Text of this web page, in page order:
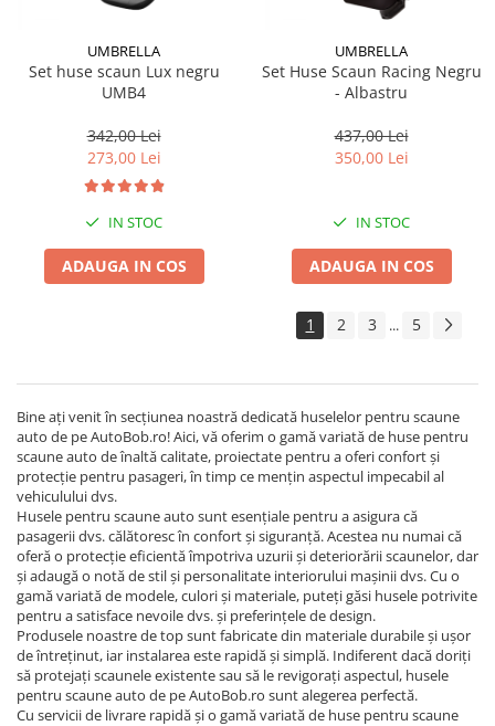
UMBRELLA
Set huse scaun Lux negru
UMB4
342,00 Lei
273,00 Lei
IN STOC
ADAUGA IN COS
UMBRELLA
Set Huse Scaun Racing Negru
- Albastru
437,00 Lei
350,00 Lei
IN STOC
ADAUGA IN COS
1 2 3 ... 5
Bine ați venit în secțiunea noastră dedicată huselelor pentru scaune
auto de pe AutoBob.ro! Aici, vă oferim o gamă variată de huse pentru
scaune auto de înaltă calitate, proiectate pentru a oferi confort și
protecție pentru pasageri, în timp ce mențin aspectul impecabil al
vehiculului dvs.
Husele pentru scaune auto sunt esențiale pentru a asigura că
pasagerii dvs. călătoresc în confort și siguranță. Acestea nu numai că
oferă o protecție eficientă împotriva uzurii și deteriorării scaunelor, dar
și adaugă o notă de stil și personalitate interiorului mașinii dvs. Cu o
gamă variată de modele, culori și materiale, puteți găsi husele potrivite
pentru a satisface nevoile dvs. și preferințele de design.
Produsele noastre de top sunt fabricate din materiale durabile și ușor
de întreținut, iar instalarea este rapidă și simplă. Indiferent dacă doriți
să protejați scaunele existente sau să le revigorați aspectul, husele
pentru scaune auto de pe AutoBob.ro sunt alegerea perfectă.
Cu servicii de livrare rapidă și o gamă variată de huse pentru scaune